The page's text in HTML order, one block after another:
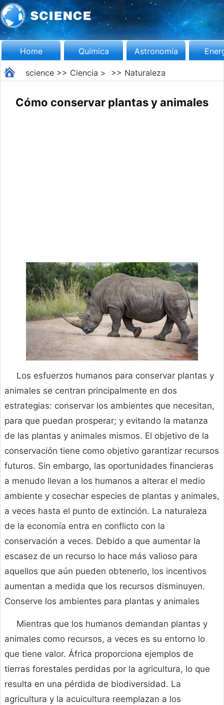
Home Química Astronomía
science>> Ciencia > >> Naturaleza
Cómo conservar plantas y animales
Los esfuerzos humanos para conservar plantas y
animales se centran principalmente en dos
estrategias: conservar los ambientes que necesitan,
para que puedan prosperar; y evitando la matanza
de las plantas y animales mismos. El objetivo de la
conservación tiene como objetivo garantizar recursos
futuros. Sin embargo, las oportunidades financieras
a menudo llevan a los humanos a alterar el medio
ambiente y cosechar especies de plantas y animales,
a veces hasta el punto de extinción. La naturaleza
de la economía entra en conflicto con la
conservación a veces. Debido a que aumentar la
escasez de un recurso lo hace más valioso para
aquellos que aún pueden obtenerlo, los incentivos
aumentan a medida que los recursos disminuyen.
Conserve los ambientes para plantas y animales
Mientras que los humanos demandan plantas y
animales como recursos, a veces es su entorno lo
que tiene valor. África proporciona ejemplos de
tierras forestales perdidas por la agricultura, lo que
resulta en una pérdida de biodiversidad. La
agricultura y la acuicultura reemplazan a los